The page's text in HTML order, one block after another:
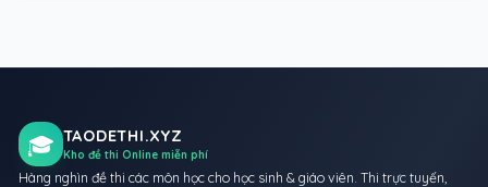
🎓 TAODETHI.XYZ
Kho đề thi Online miễn phí
Hàng nghìn đề thi các môn học cho học sinh & giáo viên. Thi trực tuyến,